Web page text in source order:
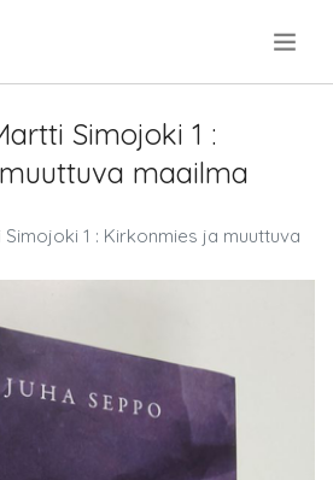
Simojoki 1 :
maailma
1 : Kirkonmies ja muuttuva